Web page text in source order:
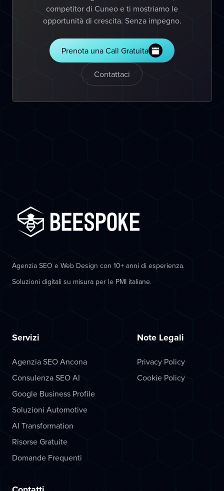
competitor di Cuneo e ti mostriamo le
opportunità di crescita. Senza impegno.
Prenota una Call Gratuita
Contattaci
Agenzia SEO e Web Design con 10+ anni di esperienza.
Soluzioni digitali su misura per le PMI italiane.
Servizi
Agenzia SEO Ancona
Consulenza SEO AI
Google Business Profile
Soluzioni Automotive
AI Transformation
Risorse Gratuite
Domande Frequenti
Note Legali
Privacy Policy
Cookie Policy